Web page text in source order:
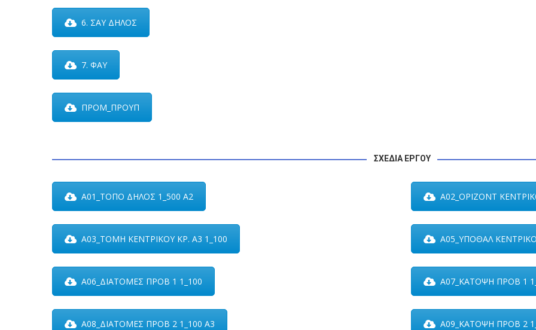
6. ΣΑΥ ΔΗΛΟΣ
7. ΦΑΥ
ΠΡΟΜ_ΠΡΟΥΠ
ΣΧΕΔΙΑ ΕΡΓΟΥ
Α01_ΤΟΠΟ ΔΗΛΟΣ 1_500 Α2 Α02_ΟΡΙΖΟΝΤ
Α03_ΤΟΜΗ ΚΕΝΤΡΙΚΟΥ ΚΡ. Α3 1_100 Α05_ΥΠΟΘΑΛ
Α06_ΔΙΑΤΟΜΕΣ ΠΡΟΒ 1 1_100 Α07_ΚΑΤΟΨΗ ΠΡΟΒ 1
Α08_ΔΙΑΤΟΜΕΣ ΠΡΟΒ 2 1_100 Α3 Α09_ΚΑΤΟΨΗ ΠΡΟΒ 2